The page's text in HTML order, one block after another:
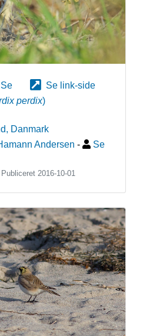
Se
Se link-side
perdix)
, Danmark
Andersen -
Se
2016-10-01